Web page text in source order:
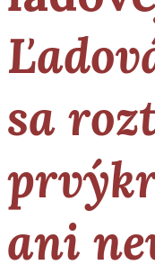
sa
ani